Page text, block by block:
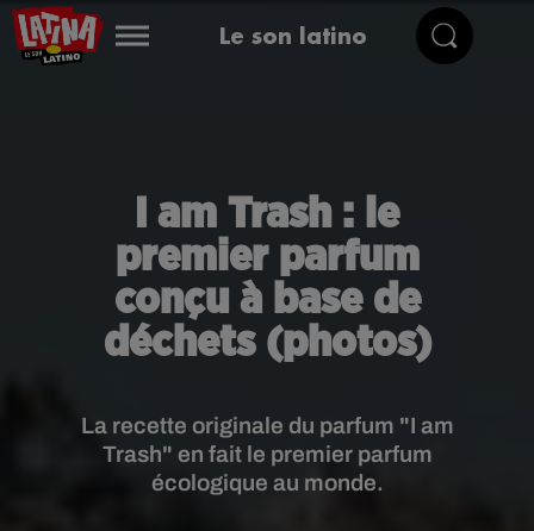
Le son latino
I am Trash : le
premier parfum
conçu à base de
déchets (photos)
La recette originale du parfum "I am
Trash" en fait le premier parfum
écologique au monde.